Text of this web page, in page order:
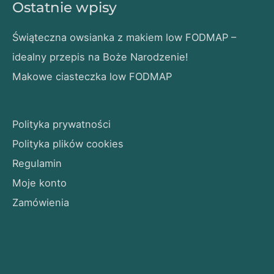
Ostatnie wpisy
Świąteczna owsianka z makiem low FODMAP –
idealny przepis na Boże Narodzenie!
Makowe ciasteczka low FODMAP
Polityka prywatności
Polityka plików cookies
Regulamin
Moje konto
Zamówienia